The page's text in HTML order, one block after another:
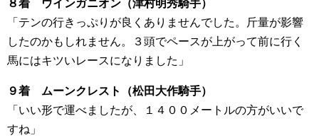
８着 ウインガニオン（津村明秀騎手）
「テンの行きっぷりが良くありませんでした。斤量が影響
したのかもしれません。３頭でペースが上がって前に行く
馬にはキツいレースになりました」
９着 ムーンクレスト（松田大作騎手）
「いい形で運べましたが、１４００メートルの方がいいで
すね」